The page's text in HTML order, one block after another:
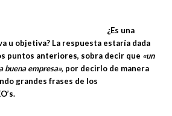
¿Es una
u objetiva? La respuesta estaría dada
puntos anteriores, sobra decir que «un
buena empresa», por decirlo de manera
grandes frases de los